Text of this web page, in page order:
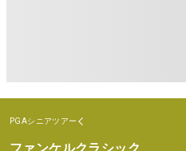
PGAシニアツアー